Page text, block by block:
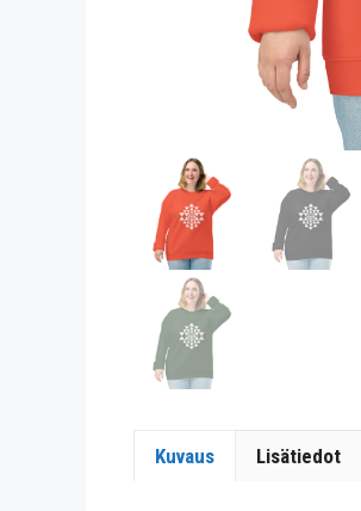
Kuvaus Lisätiedot